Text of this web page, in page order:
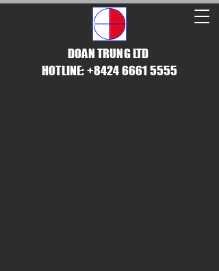
DOAN TRUNG LTD
HOTLINE: +8424 6661 5555